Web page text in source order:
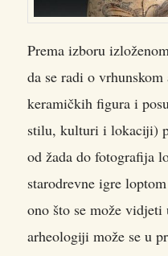
Prema izboru
da se radi o
keramičkih figura i
stilu, kulturi i lokaciji)
od žada do fotografija
starodrevne igre
ono što se može
arheologiji može se u